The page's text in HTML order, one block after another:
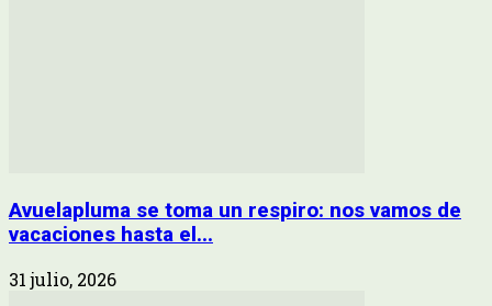
Avuelapluma se toma un respiro: nos vamos de
vacaciones hasta el...
31 julio, 2026